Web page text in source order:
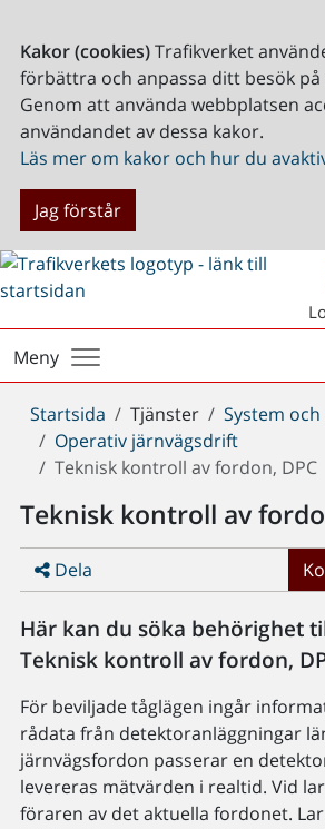
Kakor (cookies)Trafikverket
förbättra och anpassa ditt besök
Genom att använda webbplatsen
användandet av dessa kakor.
Läs mer om kakor och hur du
Jag förstår
Meny
Du
är
här:
Startsida Tjänster System
Operativ järnvägsdrift
Teknisk kontroll av fordon, DPC
Teknisk kontroll av
Dela
Här kan du söka behörighet
Teknisk kontroll av fordon,
För beviljade tåglägen ingår
rådata från detektoranläggningar
järnvägsfordon passerar en
levereras mätvärden i realtid. Vid
föraren av det aktuella fordonet.